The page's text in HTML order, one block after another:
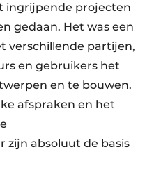
ingrijpende projecten
gedaan. Het was een
verschillende partijen,
en gebruikers het
en te bouwen.
afspraken en het
absoluut de basis